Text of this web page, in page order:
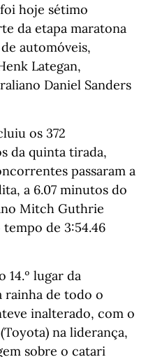
hoje sétimo
da etapa maratona
automóveis,
Lategan,
Daniel Sanders
os 372
da quinta tirada,
passaram a
a 6.07 minutos do
Mitch Guthrie
de 3:54.46
lugar da
rainha de todo o
inalterado, com o
na liderança,
sobre o catari